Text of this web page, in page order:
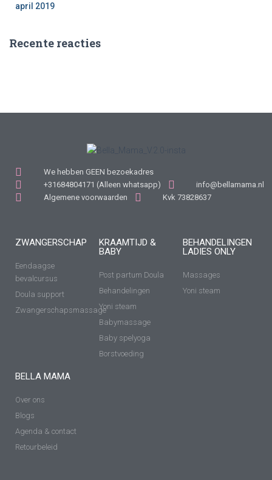
april 2019
Recente reacties
We hebben GEEN bezoekadres
+31684804171 (Alleen whatsapp)
info@bellamama.nl
Algemene voorwaarden
Kvk 73828637
ZWANGERSCHAP
Eendaagse
bevalcursus
Doula support
Zwangerschapsmassage
KRAAMTIJD &
BABY
Post partum Doula
Behandelingen
Yoni steam
Babymassage
Baby spelyoga
Borstvoeding
BEHANDELINGEN
LADIES ONLY
Massages
Yoni steam
BELLA MAMA
Over ons
Blogs
Agenda & contact
Retourbeleid